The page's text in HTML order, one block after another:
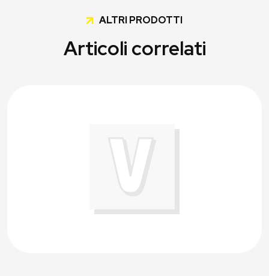
ALTRI PRODOTTI
Articoli correlati